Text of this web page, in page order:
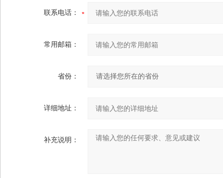
联系电话：
常用邮箱：
省份：
详细地址：
补充说明：